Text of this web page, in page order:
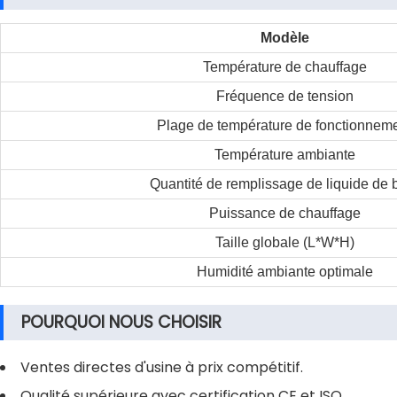
Modèle
Température de chauffage
Fréquence de tension
Plage de température de
Température ambiante
Quantité de remplissage de liquide de
Puissance de chauffage
Taille globale (L*W*H)
Humidité ambiante optimale
POURQUOI NOUS CHOISIR
Ventes directes d'usine à prix compétitif.